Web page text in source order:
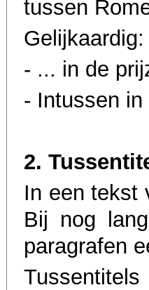
tussen
- ... in de
- Intussen in
2.
In een tekst
Bij nog
paragrafen